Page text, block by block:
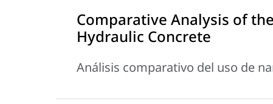
Comparative Analysis of
Hydraulic Concrete
Análisis comparativo del uso de